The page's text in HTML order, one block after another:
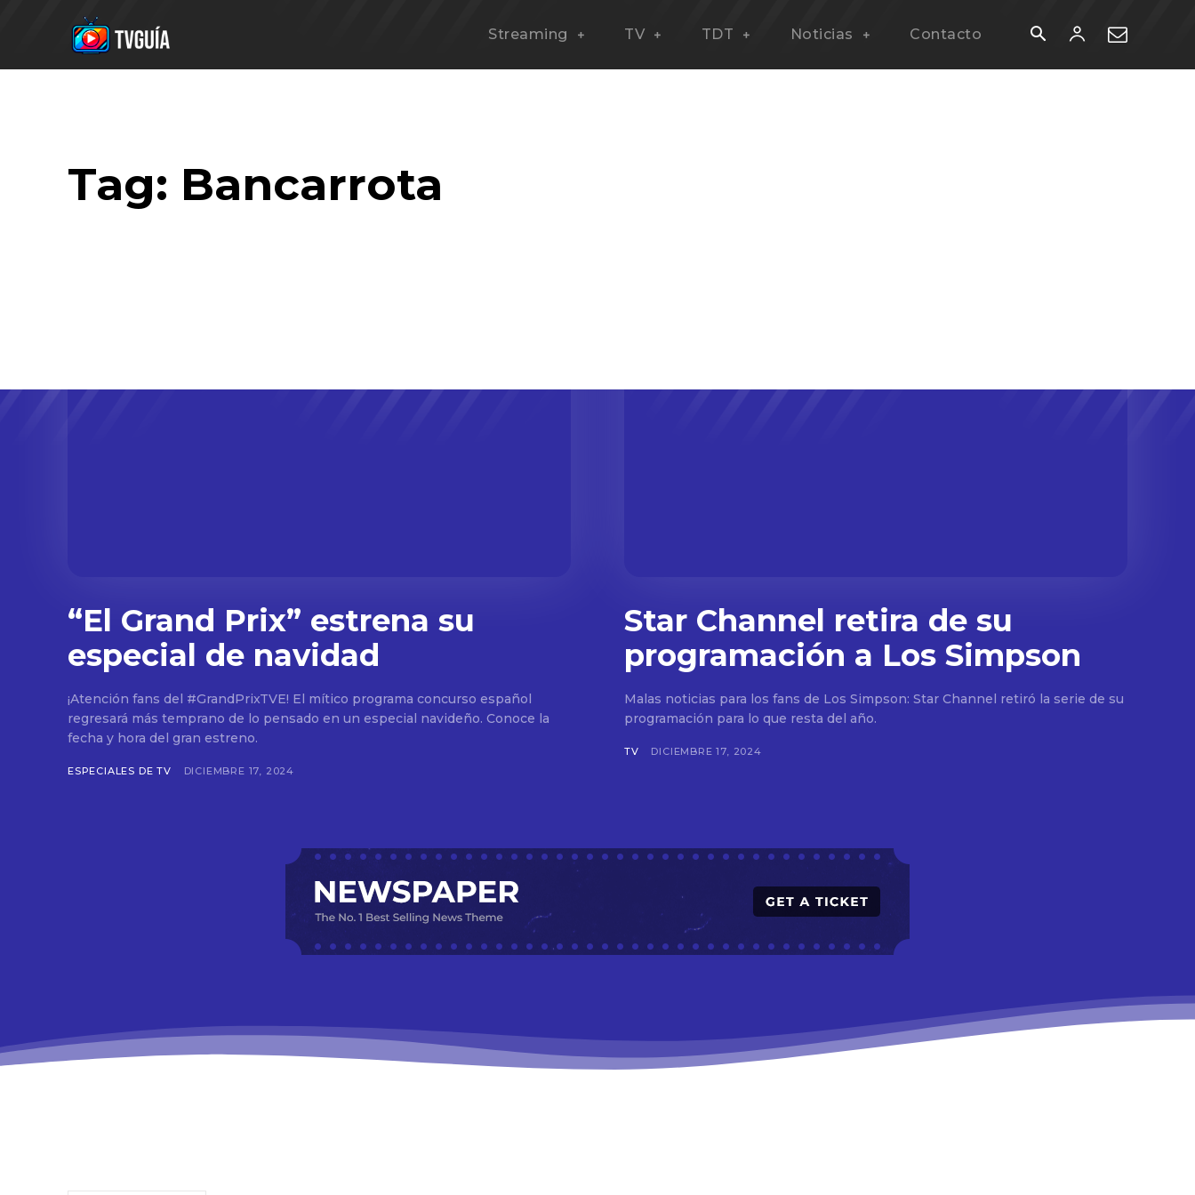
Don't miss out!
Sing up for our newsletter to stay in the loop.
Streaming TV TDT Noticias Contacto
Tag: Bancarrota
“El Grand Prix” estrena su
especial de navidad
¡Atención fans del #GrandPrixTVE! El mítico programa concurso español
regresará más temprano de lo pensado en un especial navideño. Conoce la
fecha y hora del gran estreno.
ESPECIALES DE TV DICIEMBRE 17, 2024
Star Channel retira de su
programación a Los Simpson
Malas noticias para los fans de Los Simpson: Star Channel retiró la serie de su
programación para lo que resta del año.
TV DICIEMBRE 17, 2024